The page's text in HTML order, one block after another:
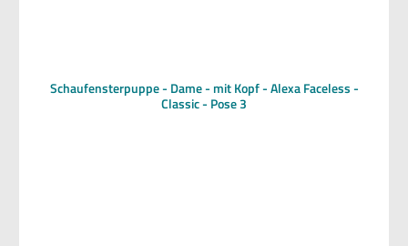
Schaufensterpuppe - Dame - mit Kopf - Alexa Faceless -
Classic - Pose 3